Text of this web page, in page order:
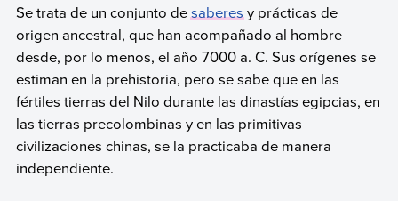
Se trata de un conjunto desaberesy prácticas de
origen ancestral, que han acompañado al hombre
desde, por lo menos, el año 7000 a. C. Sus orígenes se
estiman en la prehistoria, pero se sabe que en las
fértiles tierras del Nilo durante las dinastías egipcias, en
las tierras precolombinas y en las primitivas
civilizaciones chinas, se la practicaba de manera
independiente.